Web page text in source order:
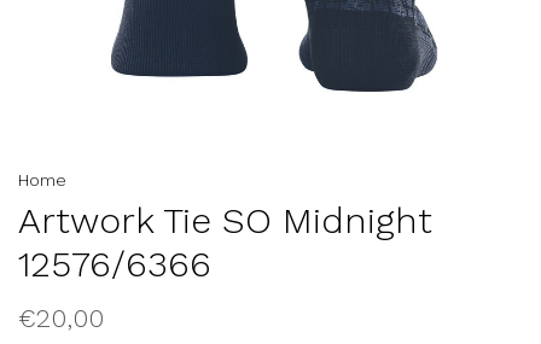
Home
Artwork Tie SO Midnight
12576/6366
€20,00